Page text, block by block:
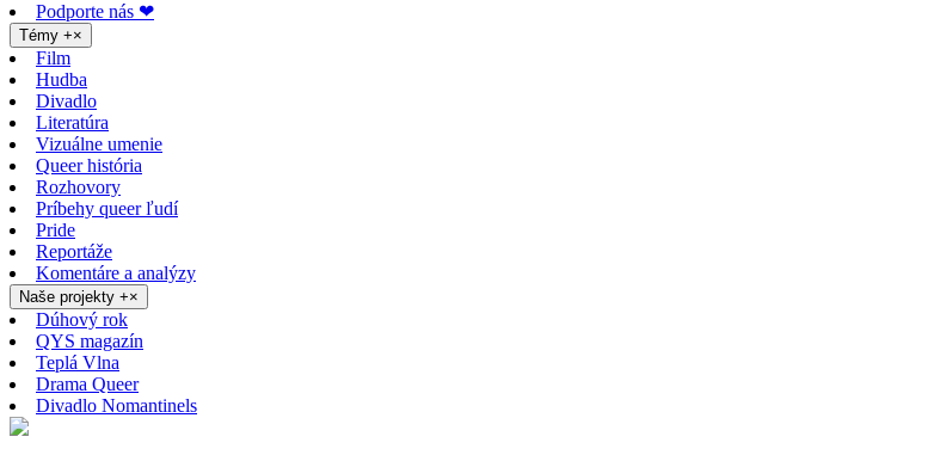
Podporte nás ❤
Témy +×
Film
Hudba
Divadlo
Literatúra
Vizuálne umenie
Queer história
Rozhovory
Príbehy queer ľudí
Pride
Reportáže
Komentáre a analýzy
Naše projekty +×
Dúhový rok
QYS magazín
Teplá Vlna
Drama Queer
Divadlo Nomantinels